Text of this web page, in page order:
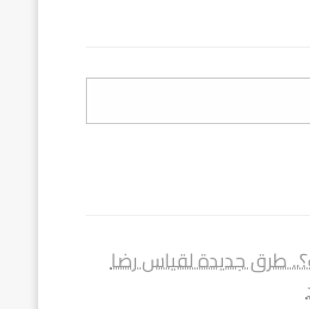
طرق جديدة لقياس رضا